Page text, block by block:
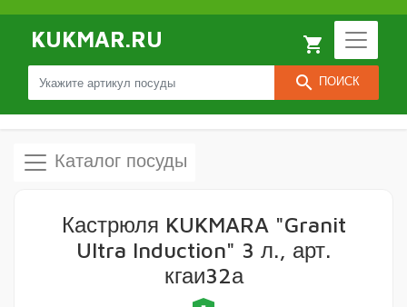
KUKMAR.RU
search ПОИСК
local_grocery_store
Каталог посуды
Кастрюля KUKMARA "Granit
Ultra Induction" 3 л., арт.
кгаи32а